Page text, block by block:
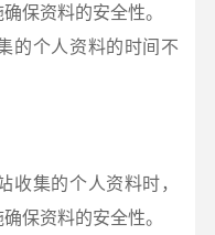
保资料的安全性。
的个人资料的时间不
收集的个人资料时，
保资料的安全性。